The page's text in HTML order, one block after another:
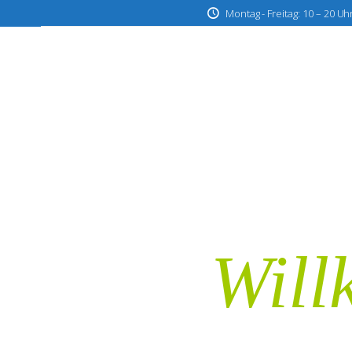
Montag - Freitag: 10 – 20